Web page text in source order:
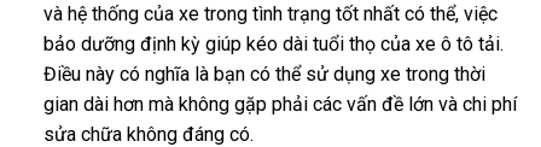
và hệ thống của xe trong tình trạng tốt nhất có thể, việc
bảo dưỡng định kỳ giúp kéo dài tuổi thọ của xe ô tô tải.
Điều này có nghĩa là bạn có thể sử dụng xe trong thời
gian dài hơn mà không gặp phải các vấn đề lớn và chi phí
sửa chữa không đáng có.